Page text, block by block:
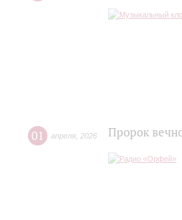
01 апреля 2026 Пророк